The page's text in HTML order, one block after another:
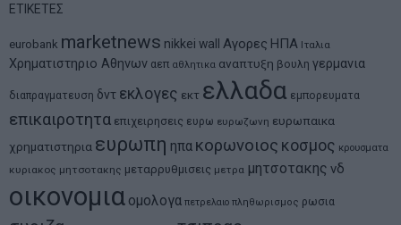
ΕΤΙΚΕΤΕΣ
eurobank marketnews nikkei wall Αγορες ΗΠΑ Ιταλια
Χρηματιστηριο Αθηνων αεπ αθλητικα αναπτυξη βουλη γερμανια
διαπραγματευση δντ εκλογες εκτ ελλαδα εμπορευματα
επικαιροτητα επιχειρησεις ευρω ευρωζωνη ευρωπαικα
χρηματιστηρια ευρωπη ηπα κορωνοιος κοσμος κρουσματα
κυριακος μητσοτακης μεταρρυθμισεις μετρα μητσοτακης νδ
οικονομια ομολογα πετρελαιο πληθωρισμος ρωσια